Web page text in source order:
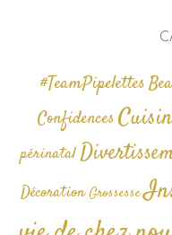
#TeamPipelettes
Confidences
périnatal
Décoration Grossesse